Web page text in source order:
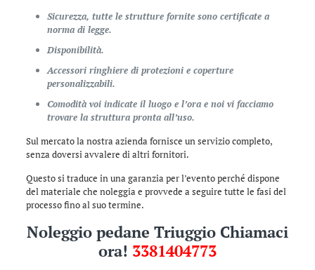
Sicurezza, tutte le strutture fornite sono certificate a
norma di legge.
Disponibilità.
Accessori ringhiere di protezioni e coperture
personalizzabili.
Comodità voi indicate il luogo e l’ora e noi vi facciamo
trovare la struttura pronta all’uso.
Sul mercato la nostra azienda fornisce un servizio completo,
senza doversi avvalere di altri fornitori.
Questo si traduce in una garanzia per l’evento perché dispone
del materiale che noleggia e provvede a seguire tutte le fasi del
processo fino al suo termine.
Noleggio pedane Triuggio Chiamaci
ora! 3381404773